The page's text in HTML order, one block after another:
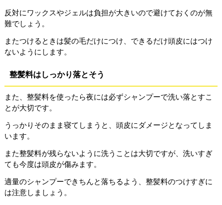
反対にワックスやジェルは負担が大きいので避けておくのが無
難でしょう。
またつけるときは髪の毛だけにつけ、できるだけ頭皮にはつけ
ないようにします。
整髪料はしっかり落とそう
また、整髪料を使ったら夜には必ずシャンプーで洗い落とすこ
とが大切です。
うっかりそのまま寝てしまうと、頭皮にダメージとなってしま
います。
また整髪料が残らないように洗うことは大切ですが、洗いすぎ
ても今度は頭皮が傷みます。
適量のシャンプーできちんと落ちるよう、整髪料のつけすぎに
は注意しましょう。